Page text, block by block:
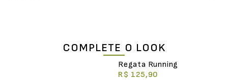
COMPLETE O LOOK
Regata Running
R$ 125,90